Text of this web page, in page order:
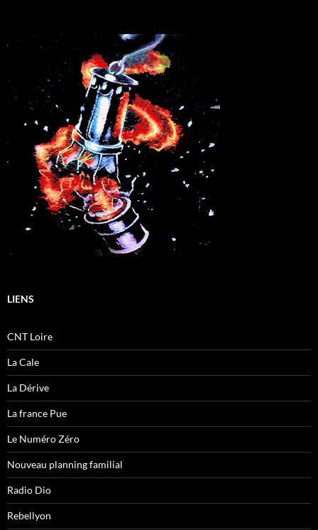
LIENS
CNT Loire
La Cale
La Dérive
La france Pue
Le Numéro Zéro
Nouveau planning familial
Radio Dio
Rebellyon